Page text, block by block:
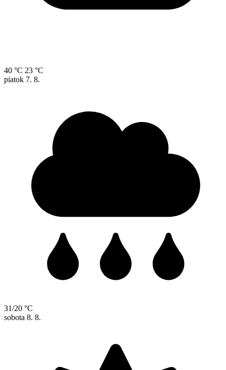
40 °C 23 °C
piatok 7. 8.
31/20 °C
sobota 8. 8.